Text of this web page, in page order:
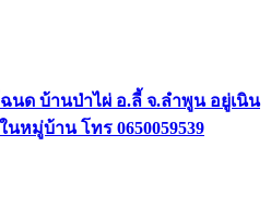
นด บ้านป่าไผ่ อ.ลี้ จ.ลำพูน อยู่เนิน
หมู่บ้าน โทร 0650059539